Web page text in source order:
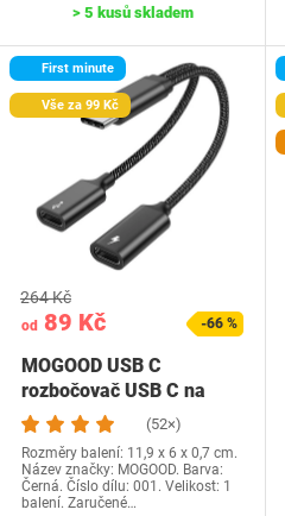
> 5 kusů skladem
First minute
Vše za 99 Kč
od 89 Kč
264 Kč
-66 %
MOGOOD USB C
rozbočovač USB C na
USBC zásuvkový adaptér
USB…
(52×)
Rozměry balení: 11,9 x 6 x 0,7 cm.
Název značky: MOGOOD. Barva:
Černá. Číslo dílu: 001. Velikost: 1
balení. Zaručené…